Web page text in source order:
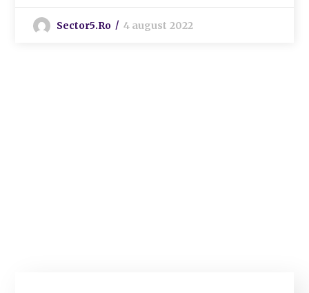
Sector5.ro 4 august 2022